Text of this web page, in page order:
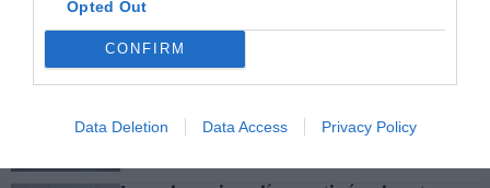
Opted Out
CONFIRM
Data Deletion Data Access Privacy Policy
La nueva ley contra el fraude permitirá las
inspecciones sorpresa de Hacienda